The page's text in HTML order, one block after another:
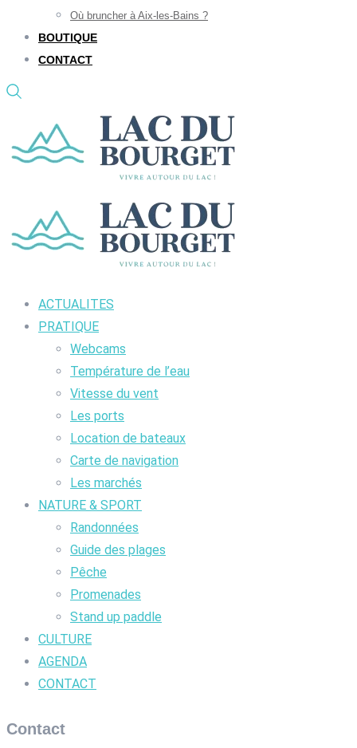
Où bruncher à Aix-les-Bains ?
BOUTIQUE
CONTACT
ACTUALITES
PRATIQUE
Webcams
Température de l’eau
Vitesse du vent
Les ports
Location de bateaux
Carte de navigation
Les marchés
NATURE & SPORT
Randonnées
Guide des plages
Pêche
Promenades
Stand up paddle
CULTURE
AGENDA
CONTACT
Contact